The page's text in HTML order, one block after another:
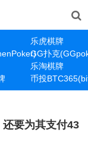
乐虎棋牌
GG扑克
乐淘棋牌
币投
还要为其支付43